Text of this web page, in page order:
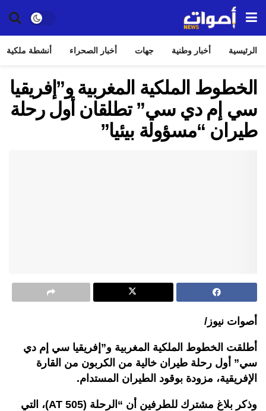
الرئيسية أخبار وطنية جهات أخبار الصحراء أنشطة ملكية
الخطوط الملكية المغربية و”إفريقيا
سي إم دي سي” تطلقان أول رحلة
طيران “مسؤولة بيئيا”
أصوات نيوز/
أطلقت الخطوط الملكية المغربية و”إفريقيا سي إم دي
سي” أول رحلة طيران خالية من الكربون من القارة
الإفريقية، مزودة بوقود الطيران المستدام.
وذكر بلاغ مشترك للطرفين أن “الرحلة (AT 505)، التي